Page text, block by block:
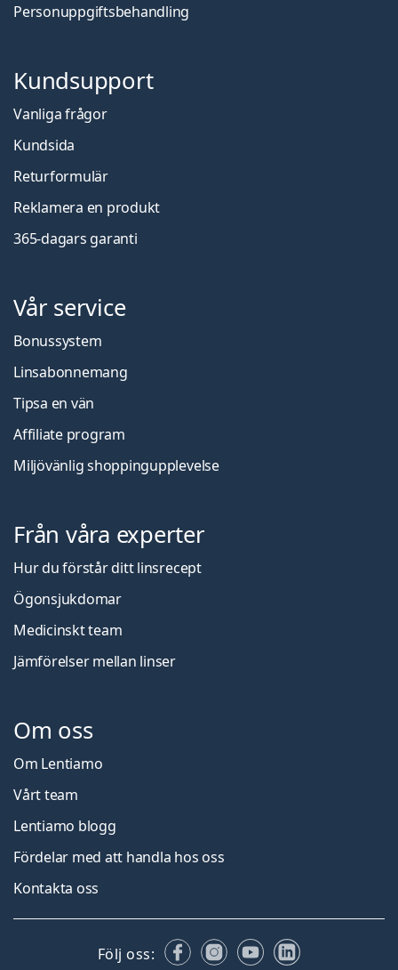
Personuppgiftsbehandling
Kundsupport
Vanliga frågor
Kundsida
Returformulär
Reklamera en produkt
365-dagars garanti
Vår service
Bonussystem
Linsabonnemang
Tipsa en vän
Affiliate program
Miljövänlig shoppingupplevelse
Från våra experter
Hur du förstår ditt linsrecept
Ögonsjukdomar
Medicinskt team
Jämförelser mellan linser
Om oss
Om Lentiamo
Vårt team
Lentiamo blogg
Fördelar med att handla hos oss
Kontakta oss
Följ oss: FacebookInstagram
YouTubeLinkedIn